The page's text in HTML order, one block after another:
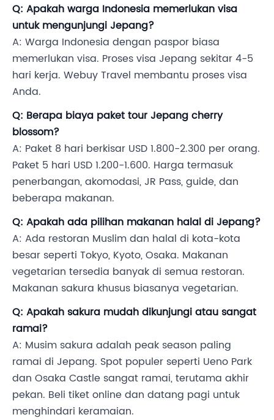
Q: Apakah warga Indonesia memerlukan visa
untuk mengunjungi Jepang?
A: Warga Indonesia dengan paspor biasa
memerlukan visa. Proses visa Jepang sekitar 4-5
hari kerja. Webuy Travel membantu proses visa
Anda.
Q: Berapa biaya paket tour Jepang cherry
blossom?
A: Paket 8 hari berkisar USD 1.800-2.300 per orang.
Paket 5 hari USD 1.200-1.600. Harga termasuk
penerbangan, akomodasi, JR Pass, guide, dan
beberapa makanan.
Q: Apakah ada pilihan makanan halal di Jepang?
A: Ada restoran Muslim dan halal di kota-kota
besar seperti Tokyo, Kyoto, Osaka. Makanan
vegetarian tersedia banyak di semua restoran.
Makanan sakura khusus biasanya vegetarian.
Q: Apakah sakura mudah dikunjungi atau sangat
ramai?
A: Musim sakura adalah peak season paling
ramai di Jepang. Spot populer seperti Ueno Park
dan Osaka Castle sangat ramai, terutama akhir
pekan. Beli tiket online dan datang pagi untuk
menghindari keramaian.